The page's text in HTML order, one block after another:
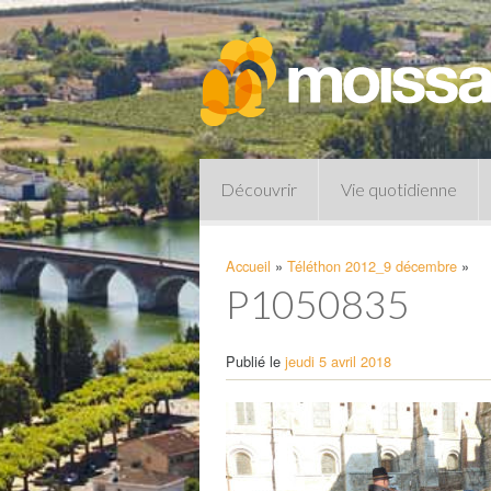
Découvrir Vie quotidienne
Pharmacies de garde
Accueil » Téléthon 2012_9 décembre »
P1050835
Publié le jeudi 5 avril 2018